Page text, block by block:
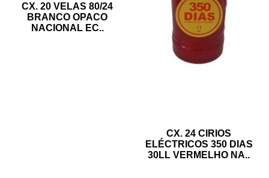
CX. 20 VELAS 80/24
BRANCO OPACO
NACIONAL EC..
CX. 24 CIRIOS
ELÉCTRICOS 350 DIAS
30LL VERMELHO NA..